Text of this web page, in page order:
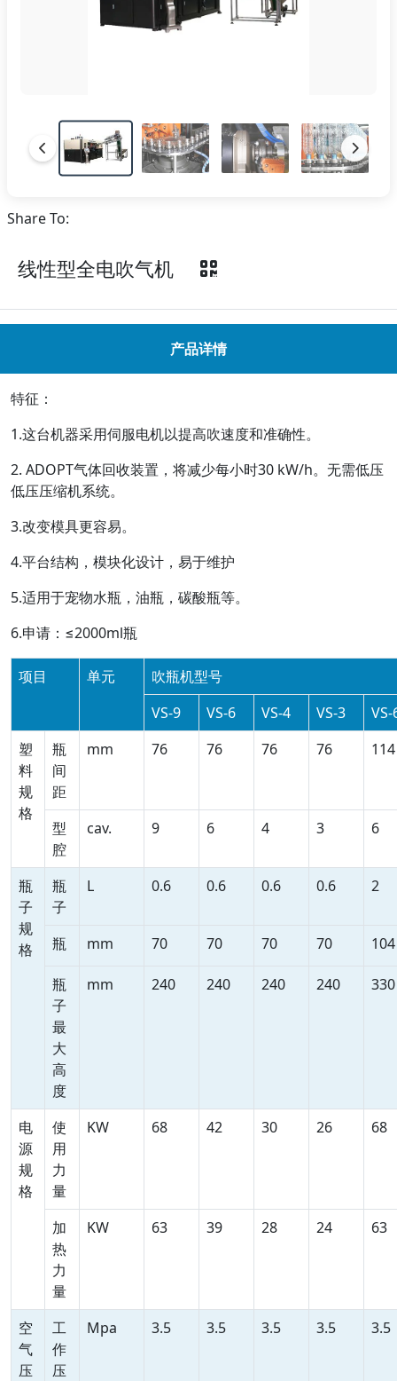
Share To:
线性型全电吹气机
产品详情
特征：
1.这台机器采用伺服电机以提高吹速度和准确性。
2. ADOPT气体回收装置，将减少每小时30 kW/h。无需低压
低压压缩机系统。
3.改变模具更容易。
4.平台结构，模块化设计，易于维护
5.适用于宠物水瓶，油瓶，碳酸瓶等。
6.申请：≤2000ml瓶
项目 单元
吹瓶机型号
VS-9
VS-6 VS-4 VS-3
VS-
塑
料
规
格
瓶
间
距
mm 76 76 76 76 114
型
腔
cav. 9 6 4 3 6
瓶
子
规
格
瓶
子
L 0.6 0.6 0.6 0.6 2
瓶 mm 70 70 70 70 104
瓶
子
最
大
高
度
mm 240 240 240 240 330
电
源
规
格
使
用
力
量
KW 68 42 30 26 68
加
热
力
量
KW 63 39 28 24 63
空
气
压
工
作
压
Mpa 3.5 3.5 3.5 3.5 3.5